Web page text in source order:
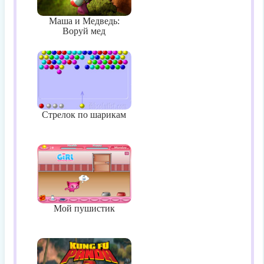
Маша и Медведь:
Воруй мед
Стрелок по шарикам
Мой пушистик